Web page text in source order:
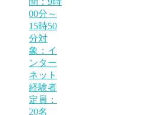
00分～
15時50
分対
象：イ
ンター
ネット
経験者
定員：
20名